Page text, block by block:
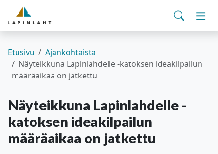
Siirry pääsisältöön
Yhteystiedot
Pohjois-Savon hyvinvointialue
Haku
Asuminen ja ympäristö
Varhaiskasvatus ja koulutus
Kulttuuri ja vapaa-aika
Kunta ja päätöksenteko
Työ- ja elinvoimapalvelut
Etusivu
Ajankohtaista
Näyteikkuna Lapinlahdelle -katoksen ideakilpailun
määräaikaa on jatkettu
Näyteikkuna Lapinlahdelle -
katoksen ideakilpailun
määräaikaa on jatkettu